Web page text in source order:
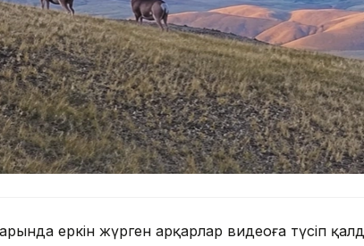
еркін жүрген арқарлар видеоға түсіп